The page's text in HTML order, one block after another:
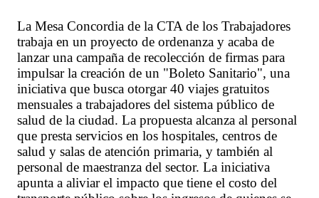
La Mesa Concordia de la CTA de los Trabajadores
trabaja en un proyecto de ordenanza y acaba de
lanzar una campaña de recolección de firmas para
impulsar la creación de un "Boleto Sanitario", una
iniciativa que busca otorgar 40 viajes gratuitos
mensuales a trabajadores del sistema público de
salud de la ciudad. La propuesta alcanza al personal
que presta servicios en los hospitales, centros de
salud y salas de atención primaria, y también al
personal de maestranza del sector. La iniciativa
apunta a aliviar el impacto que tiene el costo del